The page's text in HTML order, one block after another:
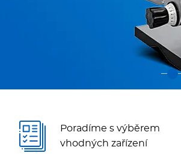
Řeznické stroje
Transport, výdej a regen.
Poradíme s výběrem
vhodných zařízení